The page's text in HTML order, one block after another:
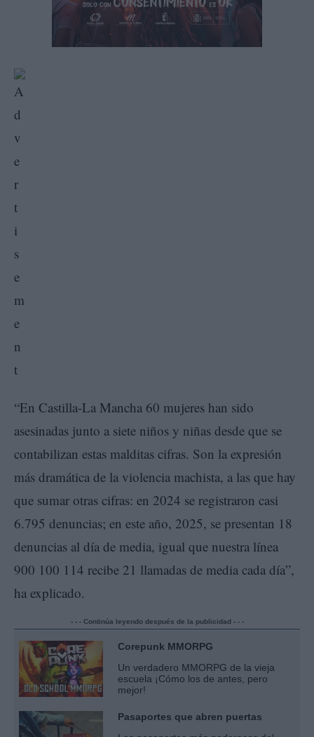
“En Castilla-La Mancha 60 mujeres han sido
asesinadas junto a siete niños y niñas desde que se
contabilizan estas malditas cifras. Son la expresión
más dramática de la violencia machista, a las que hay
que sumar otras cifras: en 2024 se registraron casi
6.795 denuncias; en este año, 2025, se presentan 18
denuncias al día de media, igual que nuestra línea
900 100 114 recibe 21 llamadas de media cada día”,
ha explicado.
- - - Continúa leyendo después de la publicidad - - -
Corepunk MMORPG
Un verdadero MMORPG de la vieja
escuela ¡Cómo los de antes, pero
mejor!
Pasaportes que abren puertas